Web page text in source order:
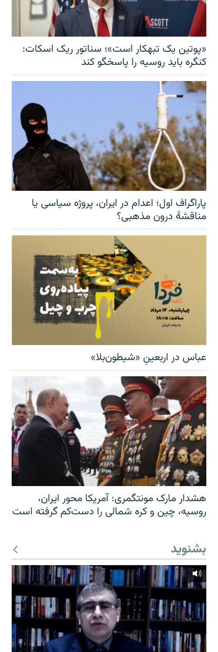
«پوتین یک تبهکار است»؛ سناتور ریک اسکات:
کنگره باید روسیه را پاسخگو کند
پاراگراف اول؛ اعدام در ایران، پروژه سیاسی یا
مناقشهٔ درون مذهبی؟
عباس در اربعینِ «شیطون‌بلا»
هشدار مارک مونتگمری: آمریکا محور ایران،
روسیه، چین و کره شمالی را دست‌کم گرفته است
بشنوید